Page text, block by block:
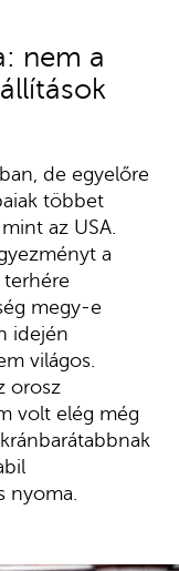
nem a
de egyelőre
többet
az USA.
a
megy-e
idején
világos.
orosz
volt elég még
nyoma.